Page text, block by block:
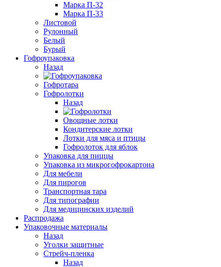
Марка П-32
Марка П-33
Листовой
Рулонный
Белый
Бурый
Гофроупаковка
Назад
Гофротара
Гофролотки
Назад
Овощные лотки
Кондитерские лотки
Лотки для мяса и птицы
Гофролоток для яблок
Упаковка для пиццы
Упаковка из микрогофрокартона
Для мебели
Для пирогов
Транспортная тара
Для типографии
Для медицинских изделий
Распродажа
Упаковочные материалы
Назад
Уголки защитные
Стрейч-пленка
Назад